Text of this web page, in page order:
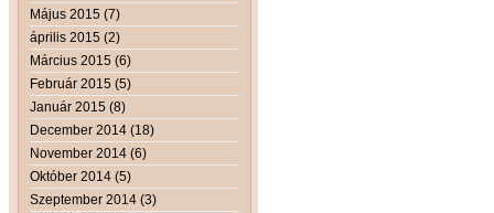
Május 2015 (7)
április 2015 (2)
Március 2015 (6)
Február 2015 (5)
Január 2015 (8)
December 2014 (18)
November 2014 (6)
Október 2014 (5)
Szeptember 2014 (3)